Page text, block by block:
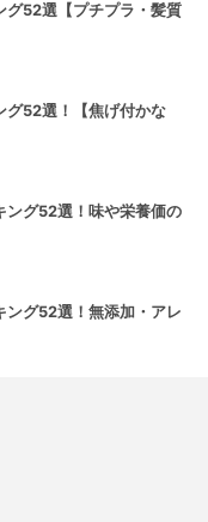
グ52選【プチプラ・髪質
グ52選！【焦げ付かな
ング52選！味や栄養価の
ング52選！無添加・アレ